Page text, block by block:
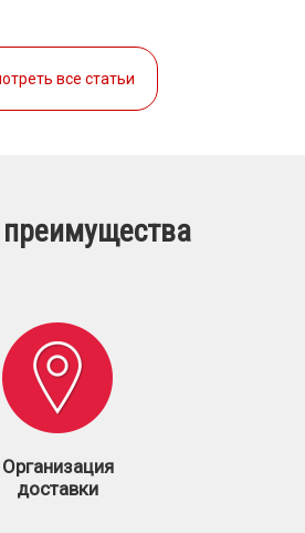
все статьи
Организация
доставки